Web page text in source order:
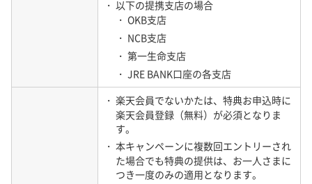
き等に係る費用は請求いたしません。
①インターネット接続サービス
ご契約されているデータ通信容量を超
えた場合には、以下の通りになりま
す。
・ 国内の高速データ容量を超えた場
合、国内の通信速度が最大200kbps
に制限されます。
・ パートナー回線エリア（海外）の高
速データ容量を超えた場合、パート
・ 以下の提携支店の場合
・ OKB支店
・ NCB支店
・ 第一生命支店
・ JRE BANK口座の各支店
・ 楽天会員でないかたは、特典お申込時に
楽天会員登録（無料）が必須となりま
す。
・ 本キャンペーンに複数回エントリーされ
た場合でも特典の提供は、お一人さまに
つき一度のみの適用となります。